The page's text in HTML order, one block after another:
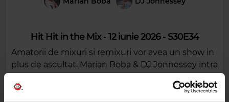
Hit Hit in the Mix - 12 iunie 2026 - S30E34
Amatorii de mixuri si remixuri vor avea un show in
plus de ascultat. Marian Boba & DJ Jonnessey intra
frecvente Hit Hit In The Mix!